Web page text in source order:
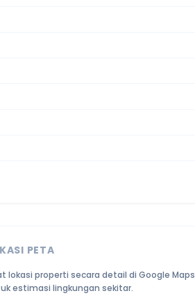
PETA
lokasi properti secara detail di Google Maps
estimasi lingkungan sekitar.